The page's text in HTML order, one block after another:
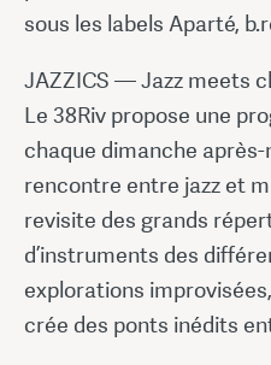
sous les labels Aparté,
JAZZICS — Jazz meets
Le 38Riv propose une
chaque dimanche
rencontre entre jazz et
revisite des grands
d’instruments des
explorations
crée des ponts inédits